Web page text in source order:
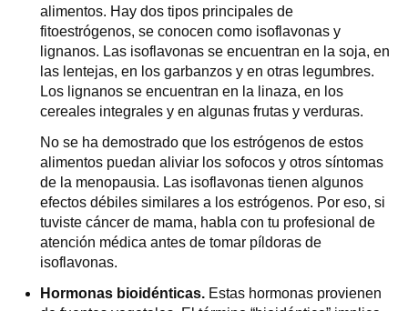
alimentos. Hay dos tipos principales de
fitoestrógenos, se conocen como isoflavonas y
lignanos. Las isoflavonas se encuentran en la soja, en
las lentejas, en los garbanzos y en otras legumbres.
Los lignanos se encuentran en la linaza, en los
cereales integrales y en algunas frutas y verduras.
No se ha demostrado que los estrógenos de estos
alimentos puedan aliviar los sofocos y otros síntomas
de la menopausia. Las isoflavonas tienen algunos
efectos débiles similares a los estrógenos. Por eso, si
tuviste cáncer de mama, habla con tu profesional de
atención médica antes de tomar píldoras de
isoflavonas.
Hormonas bioidénticas. Estas hormonas provienen